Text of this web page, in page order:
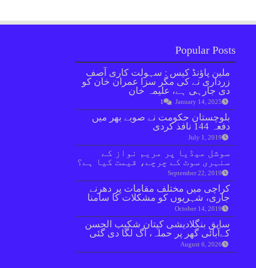
Popular Posts
ملین پاؤنڈ کیس : سہولت کاری آصف
زرداری نے کی مگر سزا عمران خان کو
دی جارہی ہے، علیمہ خان
January 14, 2025
1
بلوچستان حکومت نے صوبے بھر میں
دفعہ 144 نافذ کردی
July 1, 2019
سوشل میڈیا پر مریم نواز کے
سنہری سوٹ کے چرچے، قیمت کیا ہے؟
September 22, 2019
کراچی میں مختلف مقامات پر دھرنے
جاری، شہریوں کو مشکلات کا سامنا
October 14, 2019
سابق بنگلادیشی کپتان شکیب الحسن
کےآبائی گھر پر حملہ، آگ لگا دی گئی
August 6, 2026